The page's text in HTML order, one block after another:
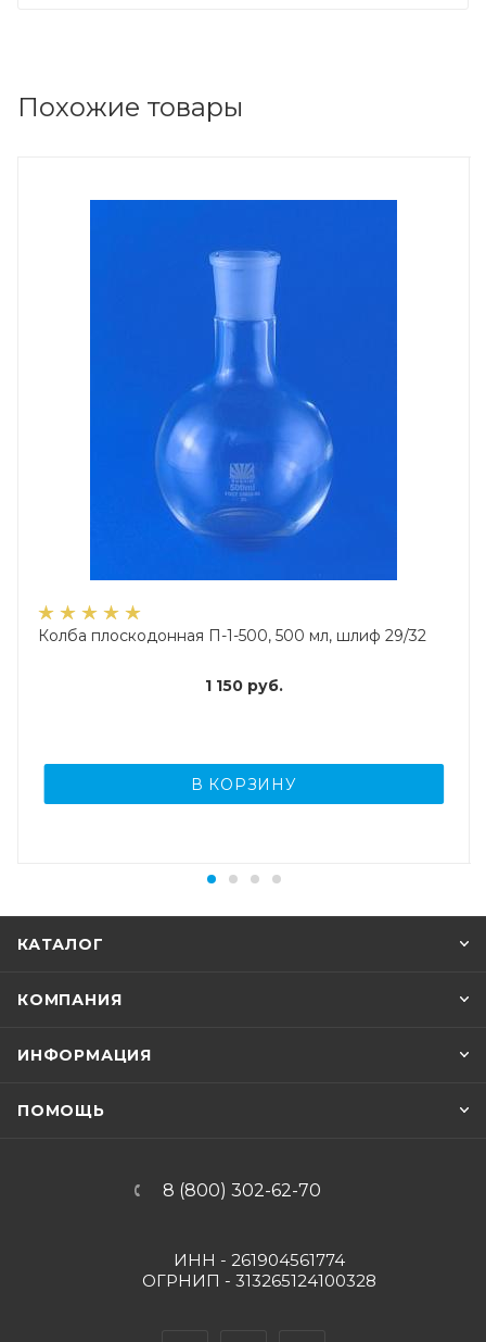
Похожие товары
Колба плоскодонная П-1-500, 500 мл, шлиф 29/32
1 150руб.
В КОРЗИНУ
КАТАЛОГ
КОМПАНИЯ
ИНФОРМАЦИЯ
ПОМОЩЬ
8 (800) 302-62-70
ИНН - 261904561774
ОГРНИП - 313265124100328